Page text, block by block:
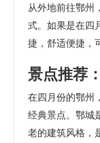
从外地前往鄂州
式。如果是在四
捷，舒适便捷，
景点推荐
在四月份的鄂州
经典景点。鄂城
老的建筑风格，